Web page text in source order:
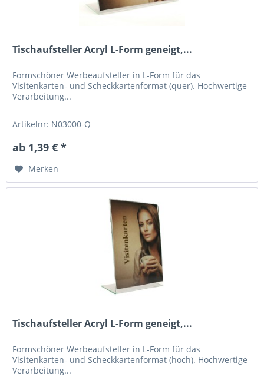
Tischaufsteller Acryl L-Form geneigt,...
Formschöner Werbeaufsteller in L-Form für das
Visitenkarten- und Scheckkartenformat (quer). Hochwertige
Verarbeitung...
Artikelnr: N03000-Q
ab 1,39 € *
Merken
Tischaufsteller Acryl L-Form geneigt,...
Formschöner Werbeaufsteller in L-Form für das
Visitenkarten- und Scheckkartenformat (hoch). Hochwertige
Verarbeitung...